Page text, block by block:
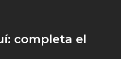
completa el